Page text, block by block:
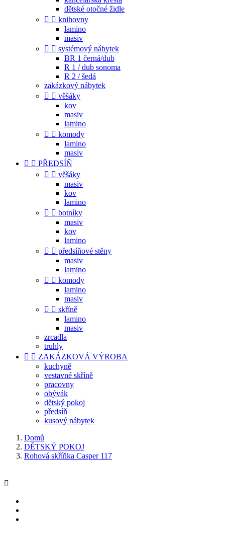
dětské otočné židle
  knihovny
lamino
masiv
  systémový nábytek
BR 1 černá/dub
R 1 / dub sonoma
R 2 / šedá
zakázkový nábytek
  věšáky
kov
masiv
lamino
  komody
lamino
masiv
  PŘEDSÍŇ
  věšáky
masiv
kov
lamino
  botníky
masiv
kov
lamino
  předsíňové stěny
masiv
lamino
  komody
lamino
masiv
  skříně
lamino
masiv
zrcadla
truhly
  ZAKÁZKOVÁ VÝROBA
kuchyně
vestavné skříně
pracovny
obývák
dětský pokoj
předsíň
kusový nábytek
Domů
DĚTSKÝ POKOJ
Rohová skříňka Casper 117
